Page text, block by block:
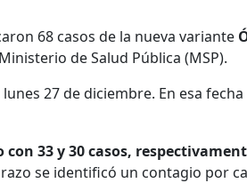
68 casos de la nueva variante
de Salud Pública (MSP).
27 de diciembre. En esa
33 y 30 casos,
se identificó un contagio por